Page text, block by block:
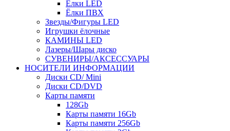
Ёлки LED
Ёлки ПВХ
Звезды/Фигуры LED
Игрушки ёлочные
КАМИНЫ LED
Лазеры/Шары диско
СУВЕНИРЫ/АКСЕССУАРЫ
НОСИТЕЛИ ИНФОРМАЦИИ
Диски CD/ Mini
Диски CD/DVD
Карты памяти
128Gb
Карты памяти 16Gb
Карты памяти 256Gb